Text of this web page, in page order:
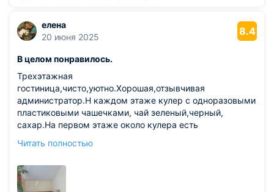
елена
20 июня 2025
8.4
В целом понравилось.
Трехэтажная
гостиница,чисто,уютно.Хорошая,отзывчивая
администратор.Н каждом этаже кулер с одноразовыми
пластиковыми чашечками, чай зеленый,черный,
сахар.На первом этаже около кулера есть
заявлено,холодильник,телевизор, полотенца,
тарелка каши и оладьи-вкусные. Кофе,чай в свободном
доступе,джем,сгущенка,тоненькая нарезка
Читать полностью